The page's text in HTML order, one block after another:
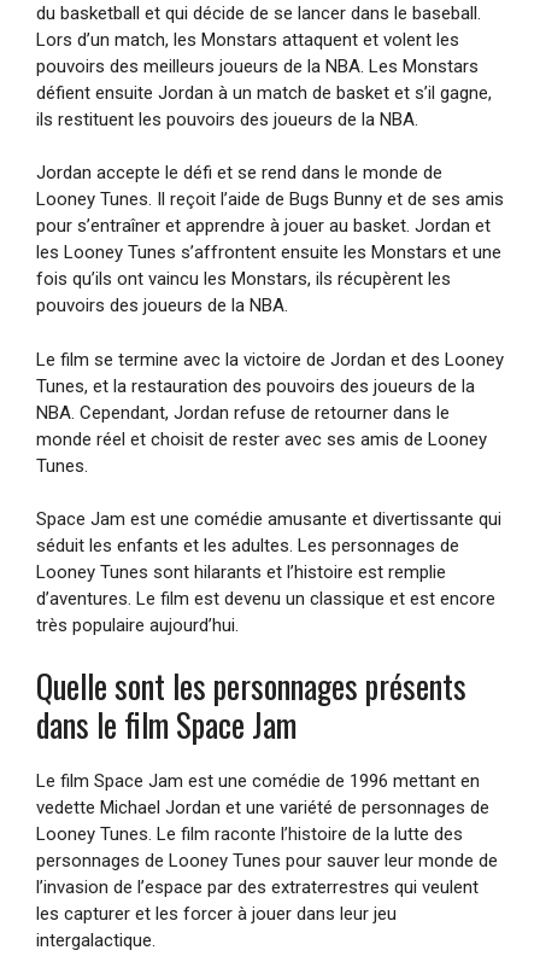
du basketball et qui décide de se lancer dans le baseball.
Lors d’un match, les Monstars attaquent et volent les
pouvoirs des meilleurs joueurs de la NBA. Les Monstars
défient ensuite Jordan à un match de basket et s’il gagne,
ils restituent les pouvoirs des joueurs de la NBA.
Jordan accepte le défi et se rend dans le monde de
Looney Tunes. Il reçoit l’aide de Bugs Bunny et de ses amis
pour s’entraîner et apprendre à jouer au basket. Jordan et
les Looney Tunes s’affrontent ensuite les Monstars et une
fois qu’ils ont vaincu les Monstars, ils récupèrent les
pouvoirs des joueurs de la NBA.
Le film se termine avec la victoire de Jordan et des Looney
Tunes, et la restauration des pouvoirs des joueurs de la
NBA. Cependant, Jordan refuse de retourner dans le
monde réel et choisit de rester avec ses amis de Looney
Tunes.
Space Jam est une comédie amusante et divertissante qui
séduit les enfants et les adultes. Les personnages de
Looney Tunes sont hilarants et l’histoire est remplie
d’aventures. Le film est devenu un classique et est encore
très populaire aujourd’hui.
Quelle sont les personnages présents
dans le film Space Jam
Le film Space Jam est une comédie de 1996 mettant en
vedette Michael Jordan et une variété de personnages de
Looney Tunes. Le film raconte l’histoire de la lutte des
personnages de Looney Tunes pour sauver leur monde de
l’invasion de l’espace par des extraterrestres qui veulent
les capturer et les forcer à jouer dans leur jeu
intergalactique.